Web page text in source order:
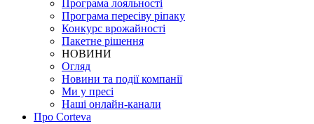
Програма лояльності
Програма пересіву ріпаку
Конкурс врожайності
Пакетне рішення
НОВИНИ
Огляд
Новини та події компанії
Ми у пресі
Наші онлайн-канали
Про Corteva